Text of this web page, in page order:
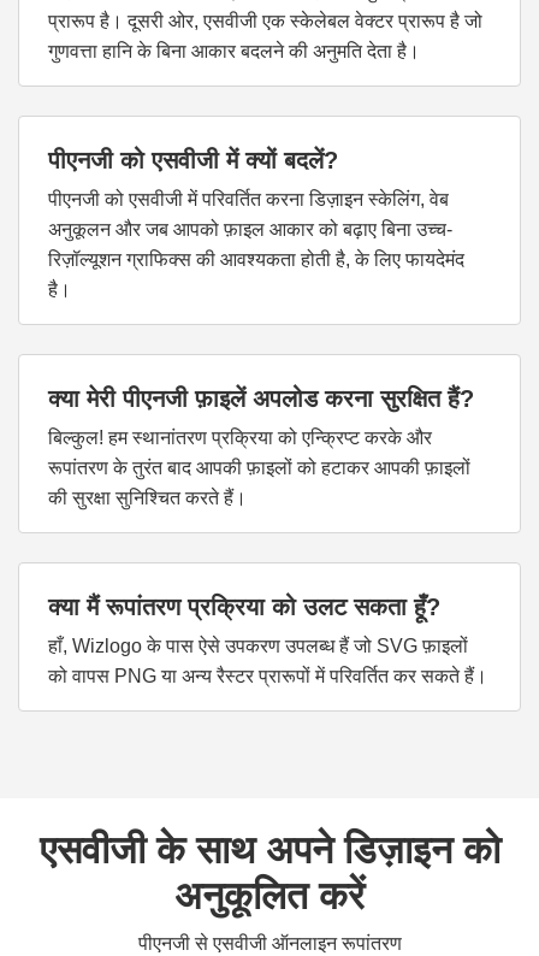
प्रारूप है। दूसरी ओर, एसवीजी एक स्केलेबल वेक्टर प्रारूप है जो
गुणवत्ता हानि के बिना आकार बदलने की अनुमति देता है।
पीएनजी को एसवीजी में क्यों बदलें?
पीएनजी को एसवीजी में परिवर्तित करना डिज़ाइन स्केलिंग, वेब
अनुकूलन और जब आपको फ़ाइल आकार को बढ़ाए बिना उच्च-
रिज़ॉल्यूशन ग्राफिक्स की आवश्यकता होती है, के लिए फायदेमंद
है।
क्या मेरी पीएनजी फ़ाइलें अपलोड करना सुरक्षित हैं?
बिल्कुल! हम स्थानांतरण प्रक्रिया को एन्क्रिप्ट करके और
रूपांतरण के तुरंत बाद आपकी फ़ाइलों को हटाकर आपकी फ़ाइलों
की सुरक्षा सुनिश्चित करते हैं।
क्या मैं रूपांतरण प्रक्रिया को उलट सकता हूँ?
हाँ, Wizlogo के पास ऐसे उपकरण उपलब्ध हैं जो SVG फ़ाइलों
को वापस PNG या अन्य रैस्टर प्रारूपों में परिवर्तित कर सकते हैं।
एसवीजी के साथ अपने डिज़ाइन को
अनुकूलित करें
पीएनजी से एसवीजी ऑनलाइन रूपांतरण